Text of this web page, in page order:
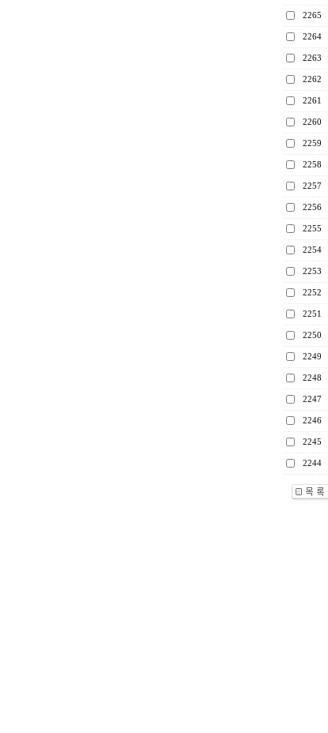
2265
2264
2263
2262
2261
2260
2259
2258
2257
2256
2255
2254
2253
2252
2251
2250
2249
2248
2247
2246
2245
2244